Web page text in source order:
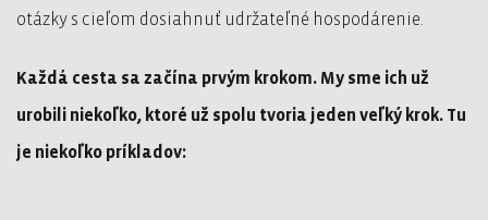
otázky s cieľom dosiahnuť udržateľné hospodárenie.
Každá cesta sa začína prvým krokom. My sme ich už
urobili niekoľko, ktoré už spolu tvoria jeden veľký krok. Tu
je niekoľko príkladov: